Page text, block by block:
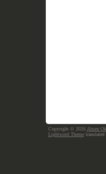
Copyright © 2026 Ahsen
Lightword Themetranslated